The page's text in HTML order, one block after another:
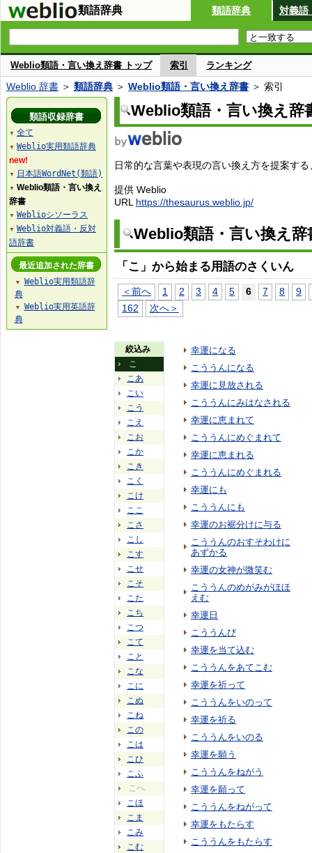
類語辞典 類語辞典 対義語
Weblio類語・言い換え辞書 トップ 索引 ランキング
Weblio 辞書 ＞ 類語辞典 ＞ Weblio類語・言い換え辞書 ＞ 索引
Weblio類語・言い換え辞
日常的な言葉や表現の言い換え方を提案す
提供 Weblio
URL https://thesaurus.weblio.jp/
Weblio類語・言い換え
「こ」から始まる用語のさくいん
＜前へ 1 2 3 4 5 6 7 8
9
162
次へ＞
絞込み
こ
こあ
こい
こう
こえ
こお
こか
こき
こく
こけ
ここ
こさ
こし
こす
こせ
こそ
こた
こち
こつ
こて
こと
こな
こに
こぬ
こね
この
こは
こひ
こふ
こへ
こほ
こま
こみ
こむ
幸運になる
こううんになる
幸運に見放される
こううんにみはなされる
幸運に恵まれて
こううんにめぐまれて
幸運に恵まれる
こううんにめぐまれる
幸運にも
こううんにも
幸運のお裾分けに与る
こううんのおすそわけに
あずかる
幸運の女神が微笑む
こううんのめがみがほほ
えむ
幸運日
こううんび
幸運を当て込む
こううんをあてこむ
幸運を祈って
こううんをいのって
幸運を祈る
こううんをいのる
幸運を願う
こううんをねがう
幸運を願って
こううんをねがって
幸運をもたらす
こううんをもたらす
類語収録辞書
▼ 全て
▼ Weblio実用類語辞典
new!
▼ 日本語WordNet(類語)
▼ Weblio類語・言い換え
辞書
▼ Weblioシソーラス
▼ Weblio対義語・反対
語辞書
最近追加された辞書
▼
Weblio実用類語辞
典
▼
Weblio実用英語辞
典